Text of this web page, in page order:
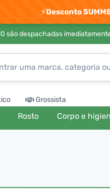
⚡Desconto
são despachadas imediatamente
Grossista
Rosto Corpo e